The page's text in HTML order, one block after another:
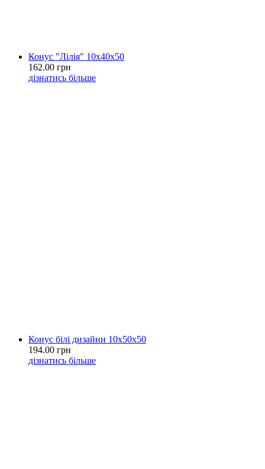
Конус "Лілія" 10х40х50
162.00 грн
дізнатись більше
Конус білі дизайни 10х50х50
194.00 грн
дізнатись більше